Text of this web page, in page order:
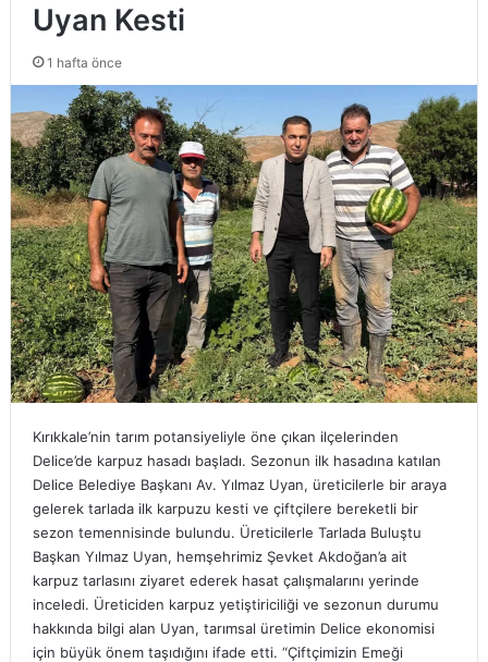
Uyan Kesti
1 hafta önce
Kırıkkale’nin tarım potansiyeliyle öne çıkan ilçelerinden
Delice’de karpuz hasadı başladı. Sezonun ilk hasadına katılan
Delice Belediye Başkanı Av. Yılmaz Uyan, üreticilerle bir araya
gelerek tarlada ilk karpuzu kesti ve çiftçilere bereketli bir
sezon temennisinde bulundu. Üreticilerle Tarlada Buluştu
Başkan Yılmaz Uyan, hemşehrimiz Şevket Akdoğan’a ait
karpuz tarlasını ziyaret ederek hasat çalışmalarını yerinde
inceledi. Üreticiden karpuz yetiştiriciliği ve sezonun durumu
hakkında bilgi alan Uyan, tarımsal üretimin Delice ekonomisi
için büyük önem taşıdığını ifade etti. “Çiftçimizin Emeği